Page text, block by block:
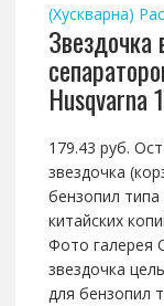
(Хускварна)
Husqvarna
179.43 руб.
звездочка
бензопил типа
китайских
Фото галерея
звездочка
для бензопил